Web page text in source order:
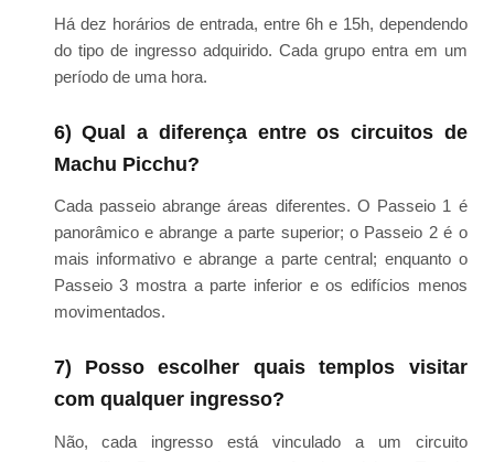
Há dez horários de entrada, entre 6h e 15h, dependendo
do tipo de ingresso adquirido. Cada grupo entra em um
período de uma hora.
6) Qual a diferença entre os circuitos de
Machu Picchu?
Cada passeio abrange áreas diferentes. O Passeio 1 é
panorâmico e abrange a parte superior; o Passeio 2 é o
mais informativo e abrange a parte central; enquanto o
Passeio 3 mostra a parte inferior e os edifícios menos
movimentados.
7) Posso escolher quais templos visitar
com qualquer ingresso?
Não, cada ingresso está vinculado a um circuito